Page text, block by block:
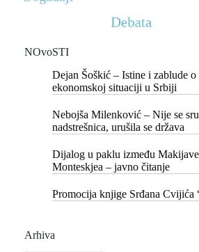
NOvoSTI
Dejan Šoškić – Istine i zablude o
ekonomskoj situaciji u Srbiji
Nebojša Milenković – Nije se
nadstrešnica, urušila se država
Dijalog u paklu između
Monteskjea – javno čitanje
Promocija knjige Srđana Cvijića
Arhiva